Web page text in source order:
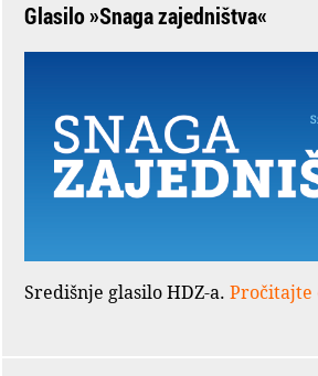
Glasilo »Snaga zajedništva«
Središnje glasilo HDZ-a. Pročitajte